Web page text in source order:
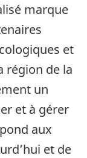
marque
et
région de la
un
et à gérer
aux
et de